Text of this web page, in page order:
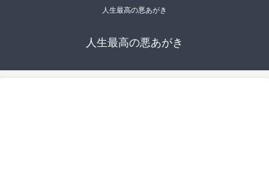
人生最高の悪あがき
人生最高の悪あがき